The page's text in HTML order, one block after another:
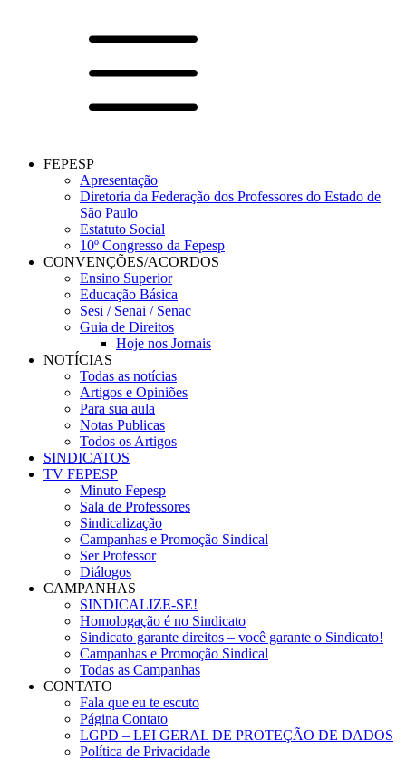
FEPESP
Apresentação
Diretoria da Federação dos Professores do Estado de
São Paulo
Estatuto Social
10º Congresso da Fepesp
CONVENÇÕES/ACORDOS
Ensino Superior
Educação Básica
Sesi / Senai / Senac
Guia de Direitos
Hoje nos Jornais
NOTÍCIAS
Todas as notícias
Artigos e Opiniões
Para sua aula
Notas Publicas
Todos os Artigos
SINDICATOS
TV FEPESP
Minuto Fepesp
Sala de Professores
Sindicalização
Campanhas e Promoção Sindical
Ser Professor
Diálogos
CAMPANHAS
SINDICALIZE-SE!
Homologação é no Sindicato
Sindicato garante direitos – você garante o Sindicato!
Campanhas e Promoção Sindical
Todas as Campanhas
CONTATO
Fala que eu te escuto
Página Contato
LGPD – LEI GERAL DE PROTEÇÃO DE DADOS
Política de Privacidade